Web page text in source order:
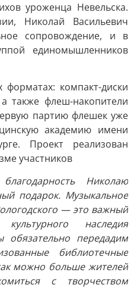
уроженца Невельска.
Николай Васильевич
сопровождение, и в
единомышленников
компакт-диски
также флеш-накопители
партию флешек уже
академию имени
Проект реализован
участников
Николаю
подарок. Музыкальное
— это важный
наследия
обязательно передадим
библиотечные
можно больше жителей
с творчеством